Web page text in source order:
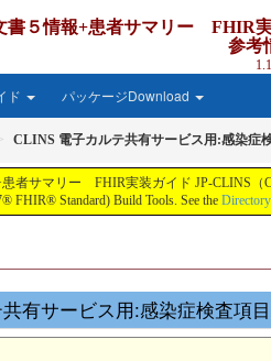
書５情報+患者サマリー FHIR
参考
ド パッケージDownload
CLINS 電子カルテ共有サービス用:感染症
者サマリー FHIR実装ガイド JP-CLINS（
FHIR® Standard) Build Tools. See the
有サービス用:感染症検査項